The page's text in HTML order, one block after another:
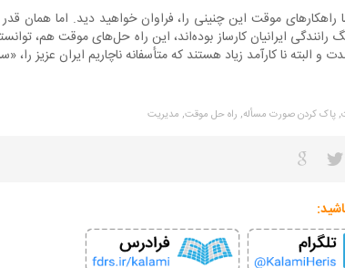
راهکارهای موقت این چنینی را، فراوان خواهید دید. اما همان
ایرانیان کارساز بوده‌اند، این راه حل‌های موقت هم،
و البته نا کارآمد زیاد هستند که متأسفانه ناچاریم ایران عزیز را،
پاک کردن صورت مسأله, راه حل موقت, مدیریت